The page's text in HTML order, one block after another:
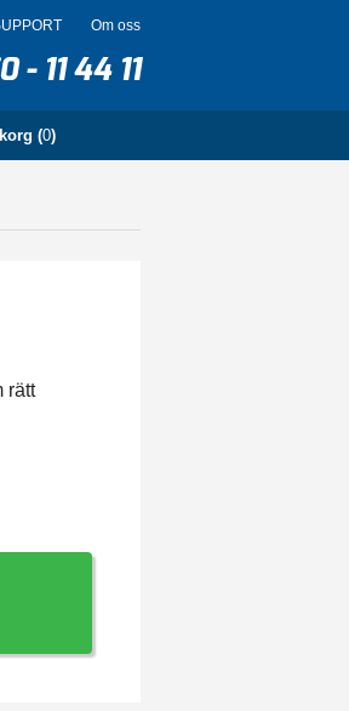
Om oss
- 11 44 11
(0)
rätt